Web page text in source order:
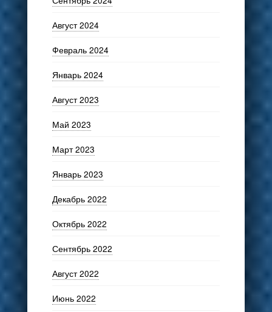
Август 2024
Февраль 2024
Январь 2024
Август 2023
Май 2023
Март 2023
Январь 2023
Декабрь 2022
Октябрь 2022
Сентябрь 2022
Август 2022
Июнь 2022